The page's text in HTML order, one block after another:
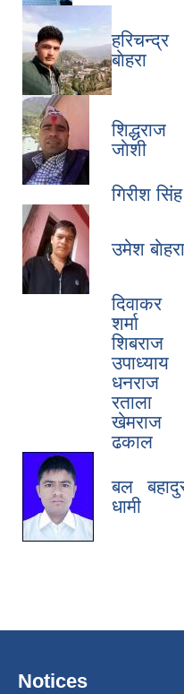
हरिचन्द्र
बाेहरा
शिद्धराज
जाेशी
गिरीश सिंह
उमेश बाेहरा
दिवाकर
शर्मा
शिबराज
उपाध्याय
धनराज
रताला
खेमराज
ढकाल
बल
धामी
Notices